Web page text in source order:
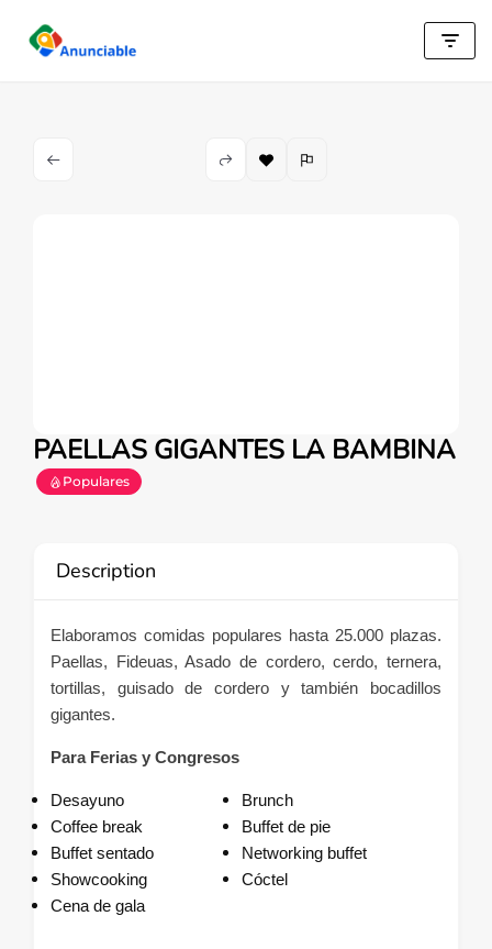
Saltar
PAELLAS GIGANTES LA BAMBINA
Populares
Description
Elaboramos comidas populares hasta 25.000 plazas.
Paellas, Fideuas, Asado de cordero, cerdo, ternera,
tortillas, guisado de cordero y también bocadillos
gigantes.
Para Ferias y Congresos
Desayuno
Brunch
Coffee break
Buffet de pie
Buffet sentado
Networking buffet
Showcooking
Cóctel
Cena de gala